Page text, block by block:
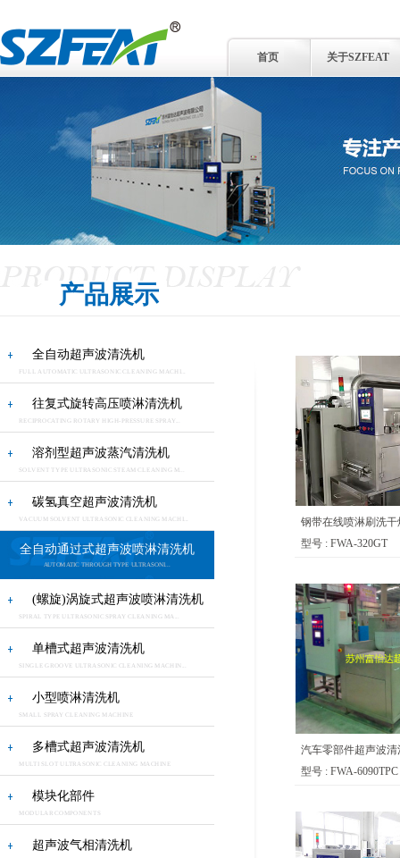
首页 关于SZFEAT
产品展示
全自动超声波清洗机
FULL AUTOMATIC ULTRASONIC CLEANING MACHI...
往复式旋转高压喷淋清洗机
RECIPROCATING ROTARY HIGH-PRESSURE SPRAY...
溶剂型超声波蒸汽清洗机
SOLVENT TYPE ULTRASONIC STEAM CLEANING M...
碳氢真空超声波清洗机
VACUUM SOLVENT ULTRASONIC CLEANING MACHI...
全自动通过式超声波喷淋清洗机
AUTOMATIC THROUGH TYPE ULTRASONI...
(螺旋)涡旋式超声波喷淋清洗机
SPIRAL TYPE ULTRASONIC SPRAY CLEANING MA...
单槽式超声波清洗机
SINGLE GROOVE ULTRASONIC CLEANING MACHIN...
小型喷淋清洗机
SMALL SPRAY CLEANING MACHINE
多槽式超声波清洗机
MULTI SLOT ULTRASONIC CLEANING MACHINE
模块化部件
MODULAR COMPONENTS
超声波气相清洗机
钢带在线喷淋刷洗干
型号 : FWA-320GT
汽车零部件超声波清
型号 : FWA-6090TPC